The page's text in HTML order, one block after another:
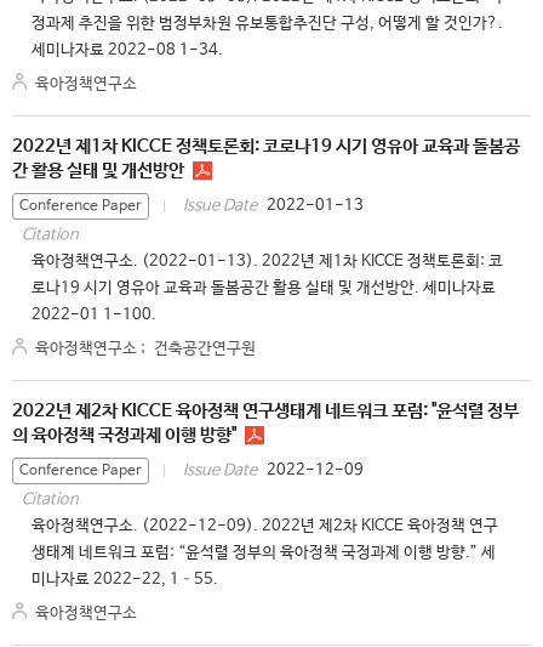
정과제 추진을 위한 범정부차원 유보통합추진단 구성, 어떻게 할 것인가?.
세미나자료 2022-08 1-34.
육아정책연구소
2022년 제1차 KICCE 정책토론회: 코로나19 시기 영유아 교육과 돌봄공
간 활용 실태 및 개선방안
Conference Paper Issue Date 2022-01-13
Citation
육아정책연구소. (2022-01-13). 2022년 제1차 KICCE 정책토론회: 코
로나19 시기 영유아 교육과 돌봄공간 활용 실태 및 개선방안. 세미나자료
2022-01 1-100.
육아정책연구소 ; 건축공간연구원
2022년 제2차 KICCE 육아정책 연구생태계 네트워크 포럼: "윤석렬 정부
의 육아정책 국정과제 이행 방향"
Conference Paper Issue Date 2022-12-09
Citation
육아정책연구소. (2022-12-09). 2022년 제2차 KICCE 육아정책 연구
생태계 네트워크 포럼: “윤석렬 정부의 육아정책 국정과제 이행 방향.” 세
미나자료 2022-22, 1–55.
육아정책연구소